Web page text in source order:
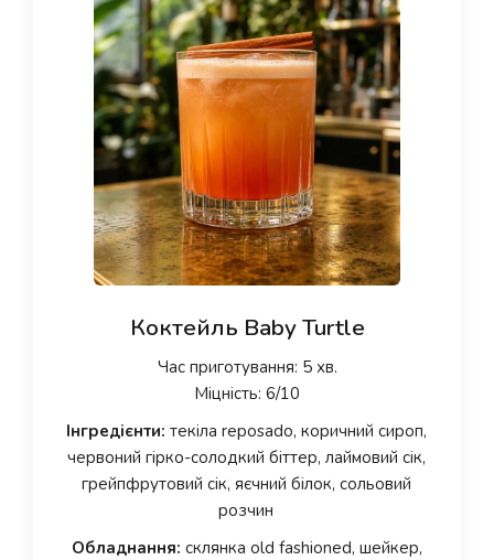
Коктейль Baby Turtle
Час приготування: 5 хв.
Міцність: 6/10
Інгредієнти: текіла reposado, коричний сироп,
червоний гірко-солодкий біттер, лаймовий сік,
грейпфрутовий сік, яєчний білок, сольовий
розчин
Обладнання: склянка old fashioned, шейкер,